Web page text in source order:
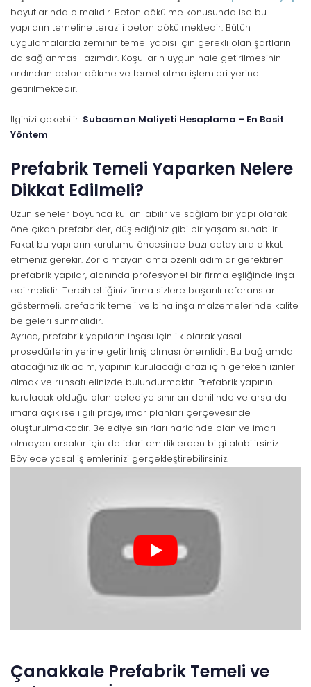
boyutlarında olmalıdır. Beton dökülme konusunda ise bu
yapıların temeline terazili beton dökülmektedir. Bütün
uygulamalarda zeminin temel yapısı için gerekli olan şartların
da sağlanması lazımdır. Koşulların uygun hale getirilmesinin
ardından beton dökme ve temel atma işlemleri yerine
getirilmektedir.
İlginizi çekebilir: Subasman Maliyeti Hesaplama – En Basit
Yöntem
Prefabrik Temeli Yaparken Nelere
Dikkat Edilmeli?
Uzun seneler boyunca kullanılabilir ve sağlam bir yapı olarak
öne çıkan prefabrikler, düşlediğiniz gibi bir yaşam sunabilir.
Fakat bu yapıların kurulumu öncesinde bazı detaylara dikkat
etmeniz gerekir. Zor olmayan ama özenli adımlar gerektiren
prefabrik yapılar, alanında profesyonel bir firma eşliğinde inşa
edilmelidir. Tercih ettiğiniz firma sizlere başarılı referanslar
göstermeli, prefabrik temeli ve bina inşa malzemelerinde kalite
belgeleri sunmalıdır.
Ayrıca, prefabrik yapıların inşası için ilk olarak yasal
prosedürlerin yerine getirilmiş olması önemlidir. Bu bağlamda
atacağınız ilk adım, yapının kurulacağı arazi için gereken izinleri
almak ve ruhsatı elinizde bulundurmaktır. Prefabrik yapının
kurulacak olduğu alan belediye sınırları dahilinde ve arsa da
imara açık ise ilgili proje, imar planları çerçevesinde
oluşturulmaktadır. Belediye sınırları haricinde olan ve imarı
olmayan arsalar için de idari amirliklerden bilgi alabilirsiniz.
Böylece yasal işlemlerinizi gerçekleştirebilirsiniz.
Çanakkale Prefabrik Temeli ve